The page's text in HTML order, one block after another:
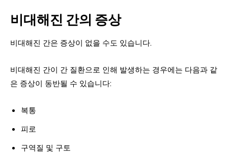
비대해진 간의 증상
비대해진 간은 증상이 없을 수도 있습니다.
비대해진 간이 간 질환으로 인해 발생하는 경우에는 다음과 같
은 증상이 동반될 수 있습니다:
복통
피로
구역질 및 구토